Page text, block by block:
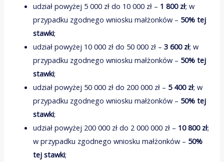
udział powyżej 5 000 zł do 10 000 zł – 1 800 zł; w
przypadku zgodnego wniosku małżonków – 50% tej
stawki;
udział powyżej 10 000 zł do 50 000 zł –3 600 zł; w
przypadku zgodnego wniosku małżonków – 50% tej
stawki;
udział powyżej 50 000 zł do 200 000 zł – 5 400 zł; w
przypadku zgodnego wniosku małżonków – 50% tej
stawki;
udział powyżej 200 000 zł do 2 000 000 zł – 10 800 zł;
w przypadku zgodnego wniosku małżonków – 50%
tej stawki;